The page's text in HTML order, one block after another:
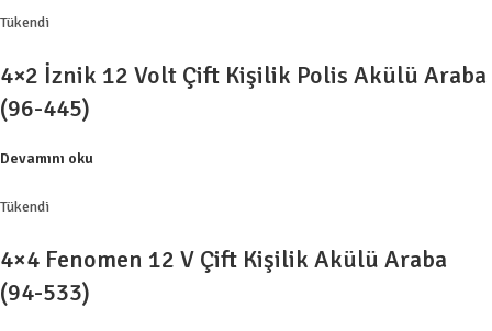
Tükendi
4×2 İznik 12 Volt Çift Kişilik Polis Akülü Araba
(96-445)
Devamını oku
Tükendi
4×4 Fenomen 12 V Çift Kişilik Akülü Araba
(94-533)